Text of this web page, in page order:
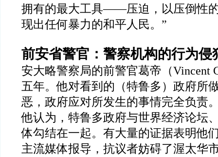
拥有的最大工具——压迫，以压倒性
现出任何暴力的和平人民。 ”
前安省警官：警察机构的行为侵
安大略警察局的前警官葛帝（Vincent
五年。他对看到的（特鲁多）政府所
恶，政府应对所发生的事情完全负责
他认为，特鲁多政府与世界经济论坛
体勾结在一起。有大量的证据表明他
主流媒体报导，抗议者妨碍了渥太华